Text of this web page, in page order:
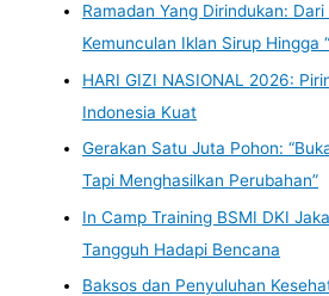
Ramadan Yang Dirindukan: Dari
Kemunculan Iklan Sirup Hingga
HARI GIZI NASIONAL 2026:
Indonesia Kuat
Gerakan Satu Juta Pohon:
Tapi Menghasilkan Perubahan”
In Camp Training BSMI DKI
Tangguh Hadapi Bencana
Baksos dan Penyuluhan